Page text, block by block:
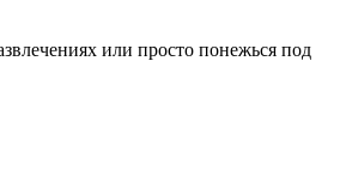
или просто понежься под